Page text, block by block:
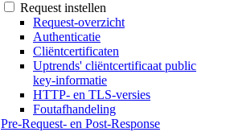
Request instellen
Request-overzicht
Authenticatie
Cliëntcertificaten
Uptrends' cliëntcertificaat public
key-informatie
HTTP- en TLS-versies
Foutafhandeling
Pre-Request- en Post-Response